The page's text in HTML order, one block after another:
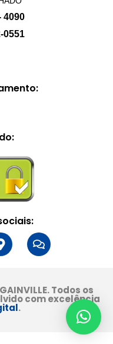
4090‬
0551
Todos os
com excelência
.